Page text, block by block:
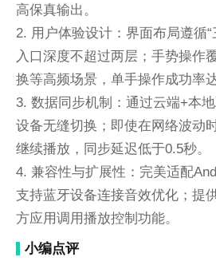
高保真输出。
2. 用户体验设计：界面布局遵循
入口深度不超过两层；手势操作
换等高频场景，单手操作成功率达
3. 数据同步机制：通过云端+本
设备无缝切换；即使在网络波动
继续播放，同步延迟低于0.5秒。
4. 兼容性与扩展性：完美适配
支持蓝牙设备连接音效优化；提
方应用调用播放控制功能。
小编点评